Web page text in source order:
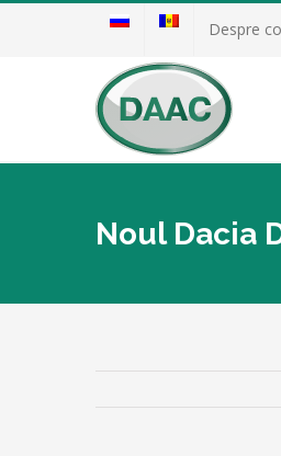
Despre
Noul Dacia